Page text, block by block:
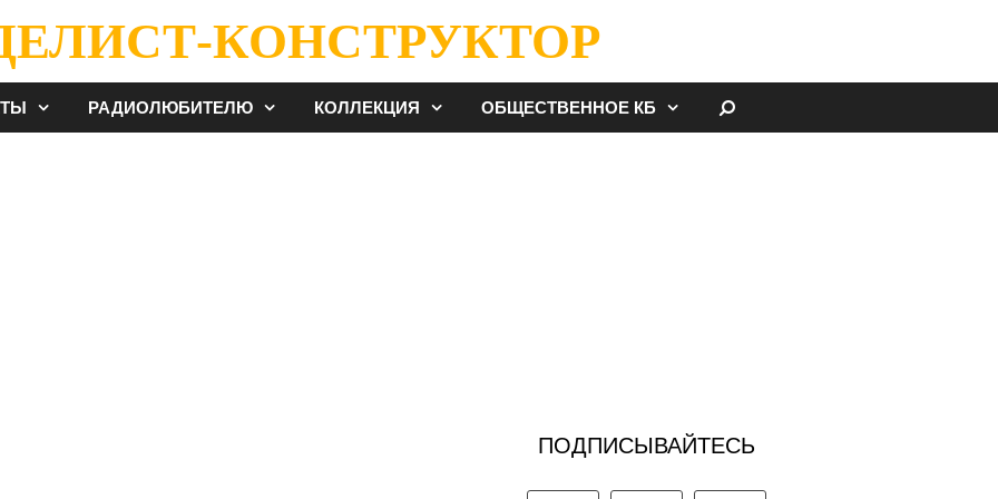
КОНСТРУКТОР
РАДИОЛЮБИТЕЛЮ КОЛЛЕКЦИЯ ОБЩЕСТВЕННОЕ КБ
ПОДПИСЫВАЙТЕСЬ